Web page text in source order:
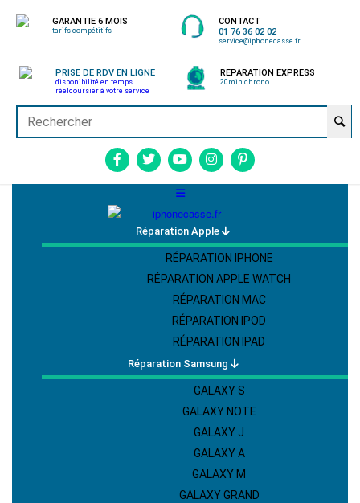
GARANTIE 6 MOIS
tarifs compétitifs
CONTACT
01 76 36 02 02
service@iphonecasse.fr
PRISE DE RDV EN LIGNE
disponibilité en temps
réelcoursier à votre service
REPARATION EXPRESS
20min chrono
Réparation Apple
RÉPARATION IPHONE
RÉPARATION APPLE WATCH
RÉPARATION MAC
RÉPARATION IPOD
RÉPARATION IPAD
Réparation Samsung
GALAXY S
GALAXY NOTE
GALAXY J
GALAXY A
GALAXY M
GALAXY GRAND